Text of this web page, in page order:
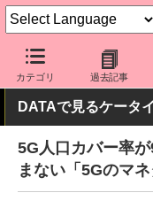
カテゴリ 過去記事
ケータイ Watch 業界動向
DATAで見るケータ
5G人口カバー率
まない「5Gのマ